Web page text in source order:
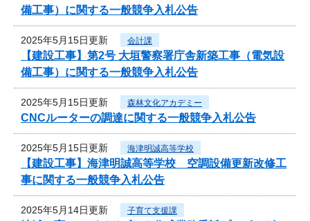
備工事）に関する一般競争入札公告
2025年5月15日更新 会計課
【建設工事】第2号 大垣警察署庁舎新築工事（電気設
備工事）に関する一般競争入札公告
2025年5月15日更新 森林文化アカデミー
CNCルーターの調達に関する一般競争入札公告
2025年5月15日更新 海津明誠高等学校
【建設工事】海津明誠高等学校 空調設備更新改修工
事に関する一般競争入札公告
2025年5月14日更新 子育て支援課